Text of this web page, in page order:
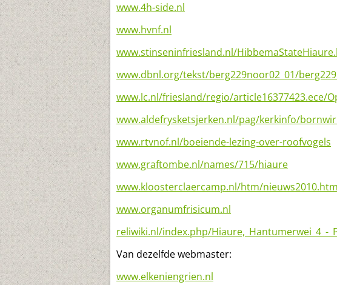
www.4h-side.nl
www.hvnf.nl
www.stinseninfriesland.nl/
www.dbnl.org/tekst/berg229noor02_01/
www.lc.nl/friesland/regio/article16377423.ece/
www.aldefrysketsjerken.nl/pag/kerkinfo/
www.rtvnof.nl/boeiende-lezing-over-roofvogels
www.graftombe.nl/names/715/hiaure
www.kloosterclaercamp.nl/htm/nieuws2010.htm
www.organumfrisicum.nl
reliwiki.nl/index.php/Hiaure,_Hantumerwei_4_-
Van dezelfde webmaster:
www.elkeniengrien.nl